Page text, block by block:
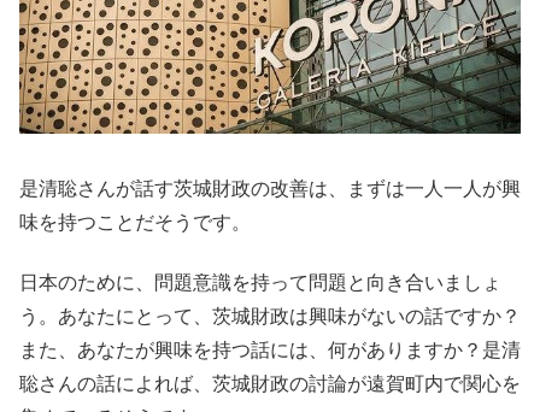
是清聡さんが話す茨城財政の改善は、まずは一人一人が興
味を持つことだそうです。
日本のために、問題意識を持って問題と向き合いましょ
う。あなたにとって、茨城財政は興味がないの話ですか？
また、あなたが興味を持つ話には、何がありますか？是清
聡さんの話によれば、茨城財政の討論が遠賀町内で関心を